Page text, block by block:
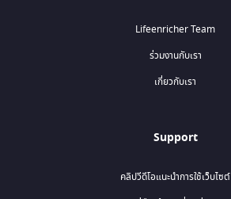
Lifeenricher Team
ร่วมงานกับเรา
เกี่ยวกับเรา
Support
คลิปวีดีโอแนะนำการใช้เว็บไซต์